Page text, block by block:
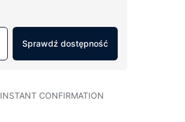
Sprawdź dostępność
INSTANT CONFIRMATION